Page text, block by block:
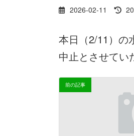
2026-02-11
最
新
時
本日（2/11）の
中止とさせてい
前の記事